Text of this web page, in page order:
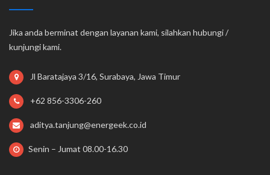
Jika anda berminat dengan layanan kami, silahkan hubungi /
kunjungi kami.
Jl Baratajaya 3/16, Surabaya, Jawa Timur
+62 856-3306-260
aditya.tanjung@energeek.co.id
Senin – Jumat 08.00-16.30